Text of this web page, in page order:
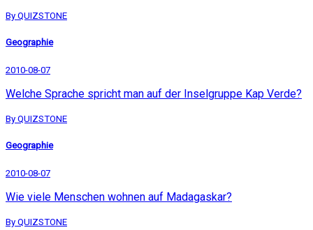
By QUIZSTONE
Geographie
2010-08-07
Welche Sprache spricht man auf der Inselgruppe Kap Verde?
By QUIZSTONE
Geographie
2010-08-07
Wie viele Menschen wohnen auf Madagaskar?
By QUIZSTONE